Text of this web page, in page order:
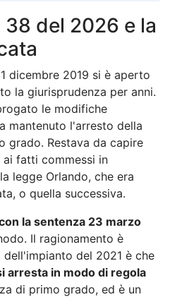
38 del 2026 e la
dicembre 2019 si è aperto
la giurisprudenza per anni.
le modifiche
mantenuto l'arresto della
grado. Restava da capire
fatti commessi in
legge Orlando, che era
o quella successiva.
la sentenza 23 marzo
Il ragionamento è
del 2021 è che
arresta in modo di regola
di primo grado, ed è un